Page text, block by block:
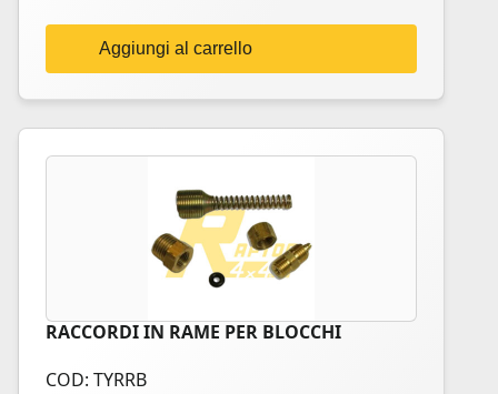
Aggiungi al carrello
RACCORDI IN RAME PER BLOCCHI
COD: TYRRB